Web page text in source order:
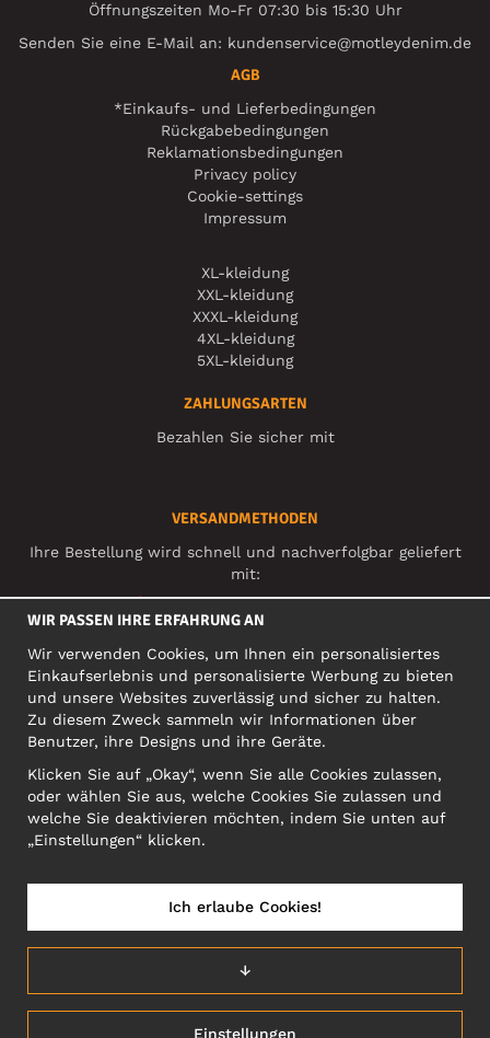
Öffnungszeiten Mo-Fr 07:30 bis 15:30 Uhr
Senden Sie eine E-Mail an: kundenservice@motleydenim.de
AGB
*Einkaufs- und Lieferbedingungen
Rückgabebedingungen
Reklamationsbedingungen
Privacy policy
Cookie-settings
Impressum
XL-kleidung
XXL-kleidung
XXXL-kleidung
4XL-kleidung
5XL-kleidung
ZAHLUNGSARTEN
Bezahlen Sie sicher mit
VERSANDMETHODEN
Ihre Bestellung wird schnell und nachverfolgbar geliefert
mit:
SOZIALE MEDIEN
Motley Denim Europe OÜ
Narva mnt 5, EE-10117 Tallinn
Org: 12356245, VAT: EE101578318
schicken!
DEUTSCHLAND/DEUTSCH (DE)
WIR PASSEN IHRE ERFAHRUNG AN
Wir verwenden Cookies, um Ihnen ein personalisiertes
Einkaufserlebnis und personalisierte Werbung zu bieten
und unsere Websites zuverlässig und sicher zu halten.
Zu diesem Zweck sammeln wir Informationen über
Benutzer, ihre Designs und ihre Geräte.
Klicken Sie auf „Okay“, wenn Sie alle Cookies zulassen,
oder wählen Sie aus, welche Cookies Sie zulassen und
welche Sie deaktivieren möchten, indem Sie unten auf
„Einstellungen“ klicken.
Einstellungen
↓
Ich erlaube Cookies!